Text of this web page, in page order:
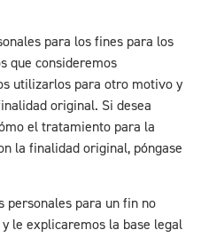
para los fines para los
que consideremos
utilizarlos para otro motivo y
original. Si desea
el tratamiento para la
la finalidad original, póngase
personales para un fin no
le explicaremos la base legal